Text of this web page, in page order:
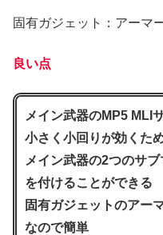
固有ガジェット：アーマ
良い点
メイン武器のMP5 MLI
小さく小回りが効くた
メイン武器の2つのサ
を付けることができる
固有ガジェットのアー
なので簡単